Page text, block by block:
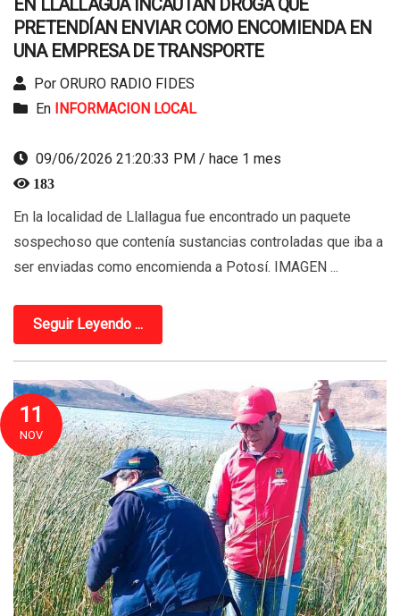
PRETENDÍAN ENVIAR COMO ENCOMIENDA EN
UNA EMPRESA DE TRANSPORTE
Por ORURO RADIO FIDES
En INFORMACION LOCAL
09/06/2026 21:20:33 PM / hace 1 mes
183
En la localidad de Llallagua fue encontrado un paquete
sospechoso que contenía sustancias controladas que iba a
ser enviadas como encomienda a Potosí. IMAGEN ...
Seguir Leyendo ...
11
NOV